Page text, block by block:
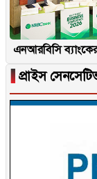
এনআরবিসি
▐ প্রাইস